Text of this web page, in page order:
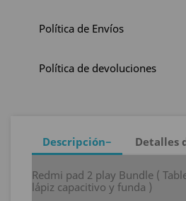
Política de Envíos
Política de devoluciones
Descripción Detalles
Redmi pad 2 play Bundle (
lápiz capacitivo y funda )